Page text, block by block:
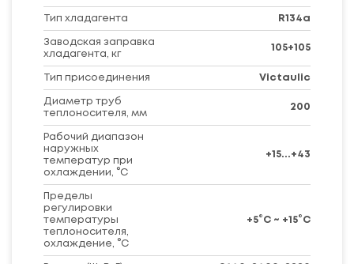
Тип хладагента R134a
Заводская заправка
хладагента, кг
105+105
Тип присоединения Victaulic
Диаметр труб
теплоносителя, мм
200
Рабочий диапазон
наружных
температур при
охлаждении, °C
+15...+43
Пределы
регулировки
температуры
теплоносителя,
охлаждение, °C
+5°С ~ +15°С